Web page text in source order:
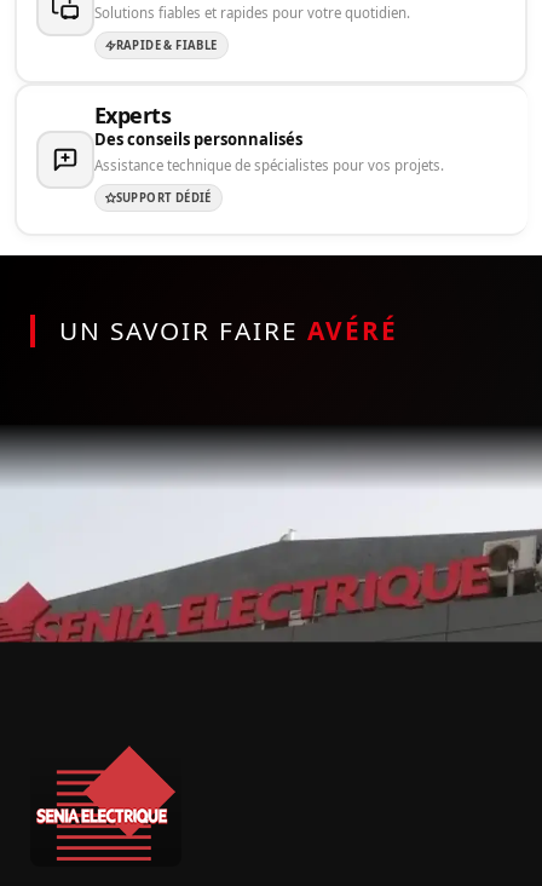
Solutions fiables et rapides pour votre quotidien.
RAPIDE & FIABLE
Experts
Des conseils personnalisés
Assistance technique de spécialistes pour vos projets.
SUPPORT DÉDIÉ
UN SAVOIR FAIRE AVÉRÉ